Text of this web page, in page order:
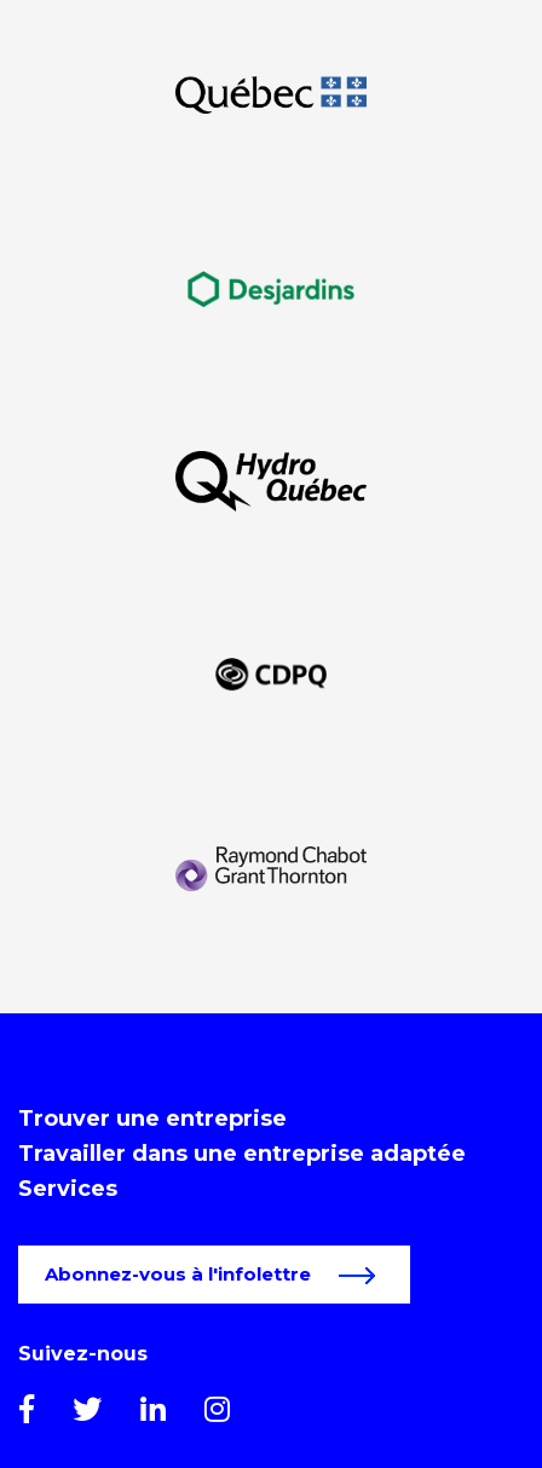
Trouver une entreprise
Travailler dans une entreprise adaptée
Services
Abonnez-vous à l'infolettre
Suivez-nous